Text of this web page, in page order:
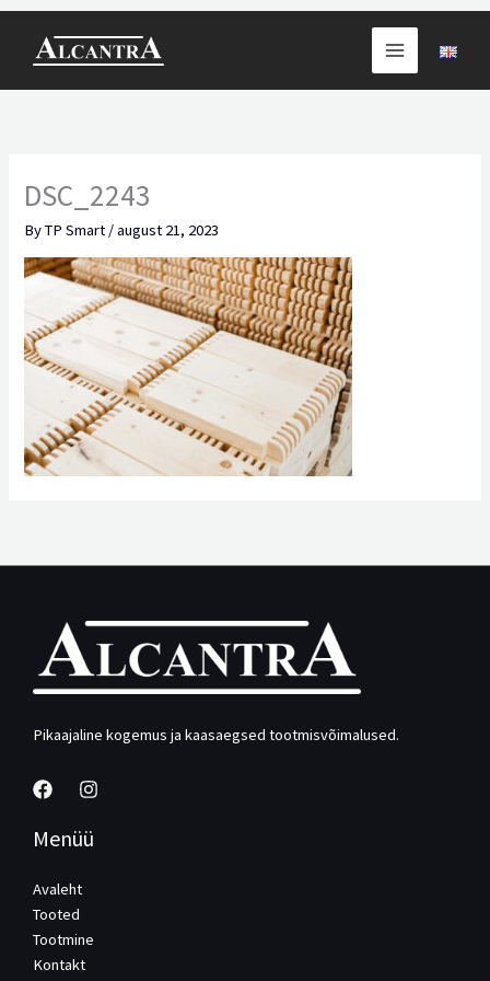
content
DSC_2243
ByTP Smart /august 21, 2023
Pikaajaline kogemus ja kaasaegsed tootmisvõimalused.
Menüü
Avaleht
Tooted
Tootmine
Kontakt